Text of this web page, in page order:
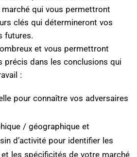
qui vous permettront
clés qui détermineront vos
futures.
et vous permettront
précis dans les conclusions qui
:
pour connaître vos adversaires
/ géographique et
d’activité pour identifier les
et les spécificités de votre marché